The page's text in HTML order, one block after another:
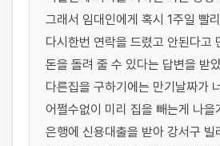
그래서 임대인에게 혹시 1주일 빨
다시한번 연락을 드렸고 안된다고
돈을 돌려 줄 수 있다는 답변을 받
다른집을 구하기에는 만기날짜가
어쩔수없이 미리 집을 빼는게 나을
은행에 신용대출을 받아 강서구 빌